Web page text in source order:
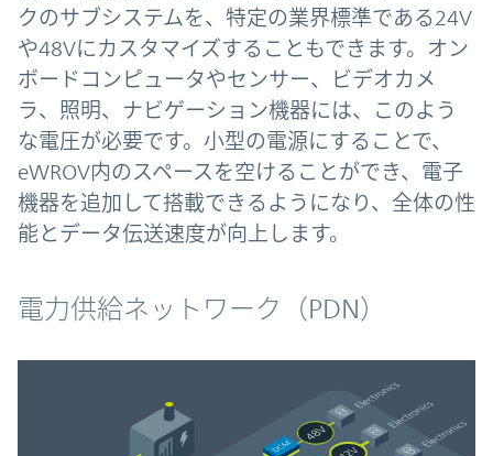
クのサブシステムを、特定の業界標準である24V
や48Vにカスタマイズすることもできます。オン
ボードコンピュータやセンサー、ビデオカメ
ラ、照明、ナビゲーション機器には、このよう
な電圧が必要です。小型の電源にすることで、
eWROV内のスペースを空けることができ、電子
機器を追加して搭載できるようになり、全体の性
能とデータ伝送速度が向上します。
電力供給ネットワーク（PDN）